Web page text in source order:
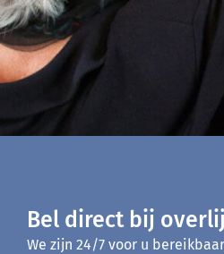
Bel direct bij
We zijn 24/7 voor u